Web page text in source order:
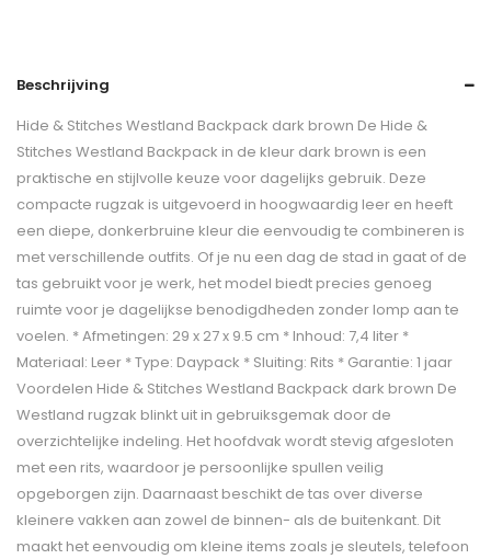
Beschrijving
Hide & Stitches Westland Backpack dark brown De Hide &
Stitches Westland Backpack in de kleur dark brown is een
praktische en stijlvolle keuze voor dagelijks gebruik. Deze
compacte rugzak is uitgevoerd in hoogwaardig leer en heeft
een diepe, donkerbruine kleur die eenvoudig te combineren is
met verschillende outfits. Of je nu een dag de stad in gaat of de
tas gebruikt voor je werk, het model biedt precies genoeg
ruimte voor je dagelijkse benodigdheden zonder lomp aan te
voelen. * Afmetingen: 29 x 27 x 9.5 cm * Inhoud: 7,4 liter *
Materiaal: Leer * Type: Daypack * Sluiting: Rits * Garantie: 1 jaar
Voordelen Hide & Stitches Westland Backpack dark brown De
Westland rugzak blinkt uit in gebruiksgemak door de
overzichtelijke indeling. Het hoofdvak wordt stevig afgesloten
met een rits, waardoor je persoonlijke spullen veilig
opgeborgen zijn. Daarnaast beschikt de tas over diverse
kleinere vakken aan zowel de binnen- als de buitenkant. Dit
maakt het eenvoudig om kleine items zoals je sleutels, telefoon